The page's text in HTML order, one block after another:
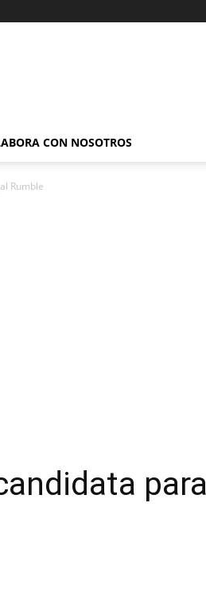
CON NOSOTROS
Rumble